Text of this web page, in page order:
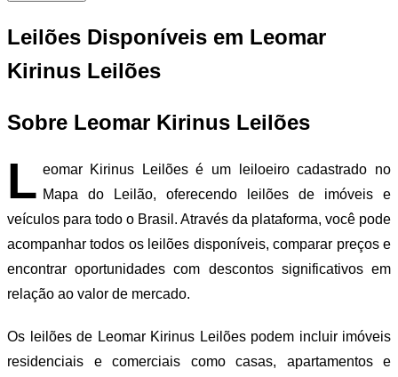
Leilões Disponíveis em Leomar
Kirinus Leilões
Sobre Leomar Kirinus Leilões
L eomar Kirinus Leilões é um leiloeiro cadastrado no
Mapa do Leilão, oferecendo leilões de imóveis e
veículos para todo o Brasil. Através da plataforma, você pode
acompanhar todos os leilões disponíveis, comparar preços e
encontrar oportunidades com descontos significativos em
relação ao valor de mercado.
Os leilões de Leomar Kirinus Leilões podem incluir imóveis
residenciais e comerciais como casas, apartamentos e